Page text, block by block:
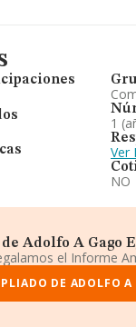
1
Ver
NO
Adolfo A Gago
el Informe
DE ADOLFO A